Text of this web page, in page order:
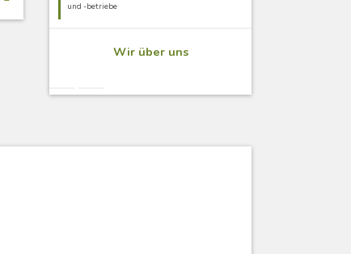
und -betriebe
Wir über uns